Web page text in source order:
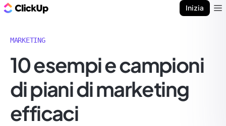
Inizia
MARKETING
10 esempi e campioni
di piani di marketing
efficaci